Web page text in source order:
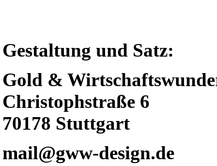
Gestaltung und Satz:
Gold &
Christophstraße 6
70178 Stuttgart
mail@gww-design.de